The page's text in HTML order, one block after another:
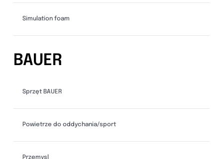
Simulation foam
BAUER
Sprzęt BAUER
Powietrze do oddychania/sport
Przemysl